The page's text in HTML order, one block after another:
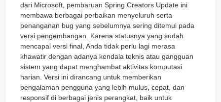
dari Microsoft, pembaruan Spring Creators Update ini
membawa berbagai perbaikan menyeluruh serta
penanganan bug yang sebelumnya sering ditemui pada
versi pengembangan. Karena statusnya yang sudah
mencapai versi final, Anda tidak perlu lagi merasa
khawatir dengan adanya kendala teknis atau gangguan
sistem yang dapat menghambat aktivitas komputasi
harian. Versi ini dirancang untuk memberikan
pengalaman pengguna yang lebih mulus, cepat, dan
responsif di berbagai jenis perangkat, baik untuk